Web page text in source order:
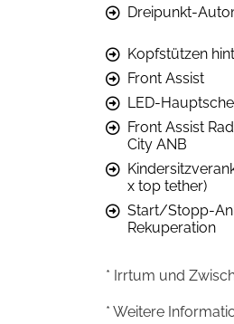
Dreipunkt-
Kopfstützen
Front Assist
LED-
Front Assist
City ANB
x top tether)
Start/Stopp-
Rekuperation
* Irrtum und
* Weitere